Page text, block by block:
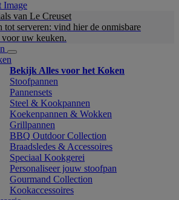
van Le Creuset
tot serveren: vind hier de onmisbare
uw keuken.
Bekijk Alles voor het Koken
Stoofpannen
Pannensets
Steel & Kookpannen
Koekenpannen & Wokken
Grillpannen
BBQ Outdoor Collection
Braadsledes & Accessoires
Speciaal Kookgerei
Personaliseer jouw stoofpan
Gourmand Collection
Kookaccessoires